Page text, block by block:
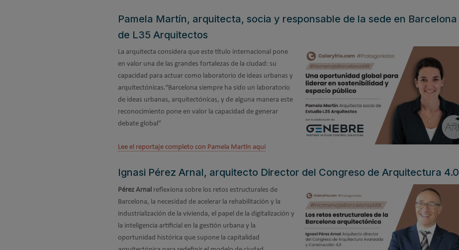
Pamela Martín, arquitecta, socia y responsable de la sede en Barcelona
de L35 Arquitectos
La arquitecta considera que este título internacional pone
en valor una de las grandes fortalezas de la ciudad: su
capacidad para actuar como laboratorio de ideas urbanas y
arquitectónicas.“Barcelona siempre ha sido un laboratorio
de ideas urbanas, arquitectónicas, y de alguna manera este
reconocimiento pone en valor la capacidad de generar
debate global”
Lee el reportaje completo con Pamela Martín aquí
Ignasi Pérez Arnal, arquitecto Director del Congreso de Arquitectura 4.0
Pérez Arnal reflexiona sobre los retos estructurales de
Barcelona, la necesidad de acelerar la rehabilitación y la
industrialización de la vivienda, el papel de la digitalización y
la inteligencia artificial en la gestión urbana y la
oportunidad histórica que supone la capitalidad